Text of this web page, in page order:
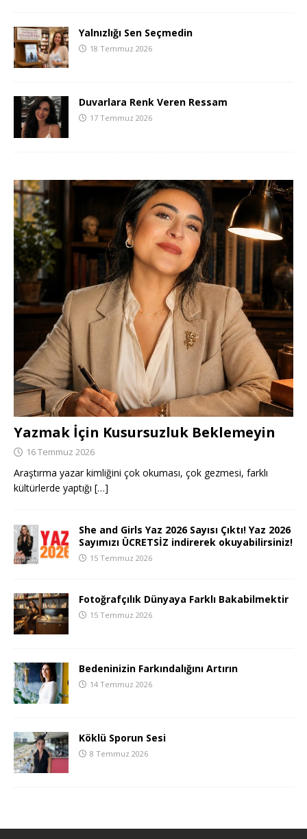
Yalnızlığı Sen Seçmedin
18 Temmuz 2026
Duvarlara Renk Veren Ressam
17 Temmuz 2026
Yazmak İçin Kusursuzluk Beklemeyin
16 Temmuz 2026
Araştırma yazar kimliğini çok okuması, çok gezmesi, farklı
kültürlerde yaptığı […]
She and Girls Yaz 2026 Sayısı Çıktı! Yaz 2026
Sayımızı ÜCRETSİZ indirerek okuyabilirsiniz!
15 Temmuz 2026
Fotoğrafçılık Dünyaya Farklı Bakabilmektir
15 Temmuz 2026
Bedeninizin Farkındalığını Artırın
14 Temmuz 2026
Köklü Sporun Sesi
8 Temmuz 2026